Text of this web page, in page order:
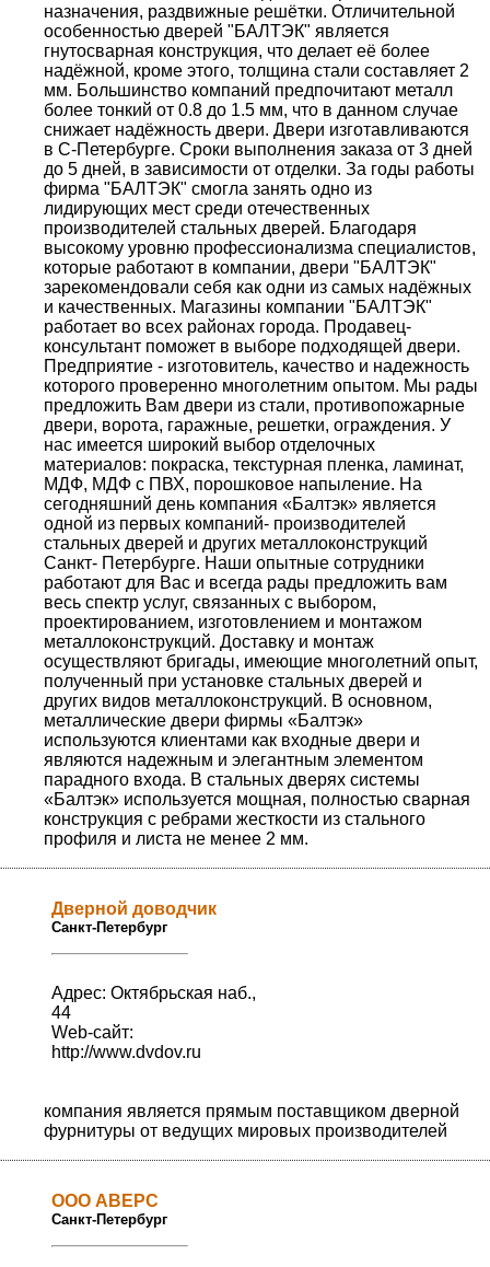
назначения, раздвижные решётки. Отличительной
особенностью дверей "БАЛТЭК" является
гнутосварная конструкция, что делает её более
надёжной, кроме этого, толщина стали составляет 2
мм. Большинство компаний предпочитают металл
более тонкий от 0.8 до 1.5 мм, что в данном случае
снижает надёжность двери. Двери изготавливаются
в С-Петербурге. Сроки выполнения заказа от 3 дней
до 5 дней, в зависимости от отделки. За годы работы
фирма "БАЛТЭК" смогла занять одно из
лидирующих мест среди отечественных
производителей стальных дверей. Благодаря
высокому уровню профессионализма специалистов,
которые работают в компании, двери "БАЛТЭК"
зарекомендовали себя как одни из самых надёжных
и качественных. Магазины компании "БАЛТЭК"
работает во всех районах города. Продавец-
консультант поможет в выборе подходящей двери.
Предприятие - изготовитель, качество и надежность
которого проверенно многолетним опытом. Мы рады
предложить Вам двери из стали, противопожарные
двери, ворота, гаражные, решетки, ограждения. У
нас имеется широкий выбор отделочных
материалов: покраска, текстурная пленка, ламинат,
МДФ, МДФ с ПВХ, порошковое напыление. На
сегодняшний день компания «Балтэк» является
одной из первых компаний- производителей
стальных дверей и других металлоконструкций
Санкт- Петербурге. Наши опытные сотрудники
работают для Вас и всегда рады предложить вам
весь спектр услуг, связанных с выбором,
проектированием, изготовлением и монтажом
металлоконструкций. Доставку и монтаж
осуществляют бригады, имеющие многолетний опыт,
полученный при установке стальных дверей и
других видов металлоконструкций. В основном,
металлические двери фирмы «Балтэк»
используются клиентами как входные двери и
являются надежным и элегантным элементом
парадного входа. В стальных дверях системы
«Балтэк» используется мощная, полностью сварная
конструкция с ребрами жесткости из стального
профиля и листа не менее 2 мм.
Дверной доводчик
Санкт-Петербург
Адрес: Октябрьская наб.,
44
Web-сайт:
http://www.dvdov.ru
компания является прямым поставщиком дверной
фурнитуры от ведущих мировых производителей
ООО АВЕРС
Санкт-Петербург